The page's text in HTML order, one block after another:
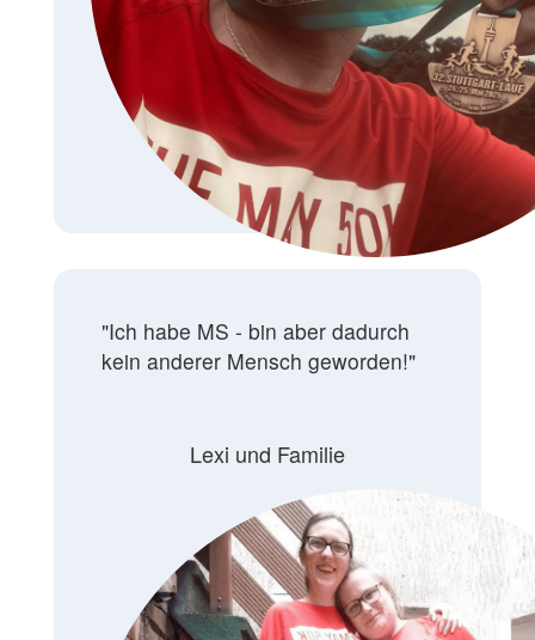
"Ich habe MS - bin aber dadurch
kein anderer Mensch geworden!"
Lexi und Familie